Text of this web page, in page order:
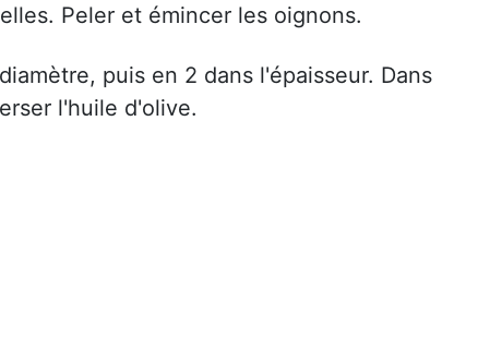
Peler et émincer les oignons.
puis en 2 dans l'épaisseur. Dans
l'huile d'olive.